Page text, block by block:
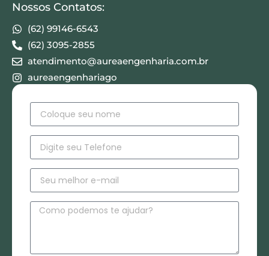
Nossos Contatos:
(62) 99146-6543
(62) 3095-2855
atendimento@aureaengenharia.com.br
aureaengenhariago